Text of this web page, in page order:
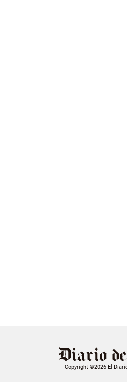
Copyright ©2026 El